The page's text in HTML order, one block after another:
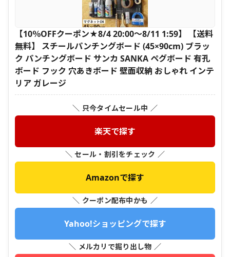
【10％OFFクーポン★8/4 20:00〜8/11 1:59】 【送料
無料】 スチールパンチングボード (45×90cm) ブラッ
ク パンチングボード サンカ SANKA ペグボード 有孔
ボード フック 穴あきボード 壁面収納 おしゃれ インテ
リア ガレージ
＼ 只今タイムセール中 ／
楽天で探す
＼ セール・割引をチェック ／
Amazonで探す
＼ クーポン配布中かも ／
Yahoo!ショッピングで探す
＼ メルカリで掘り出し物 ／